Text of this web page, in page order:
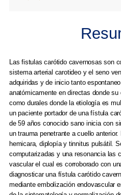
Las fistulas carótido cavernosas son
sistema arterial carotideo y el seno
adquiridas y de inicio tanto
anatómicamente en directas donde
como durales donde la etiología es
un paciente portador de una fístula
de 59 años conocido sano inicia con
un trauma penetrante a cuello
hemicara, diplopía y tinnitus pulsátil.
computarizadas y una resonancia las
vascular el cual es corroborado con
diagnosticar una fístula carótido
mediante embolización endovascular